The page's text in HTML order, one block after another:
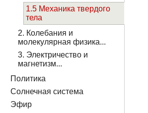
1.5 Механика твердого
тела
2. Колебания и
молекулярная физика...
3. Электричество и
магнетизм...
Политика
Солнечная система
Эфир